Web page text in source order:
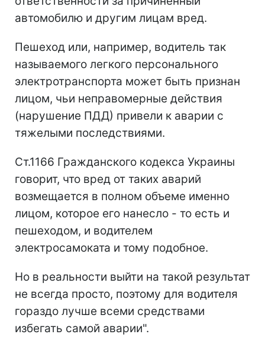
автомобилю и другим лицам вред.
Пешеход или, например, водитель так
называемого легкого персонального
электротранспорта может быть признан
лицом, чьи неправомерные действия
(нарушение ПДД) привели к аварии с
тяжелыми последствиями.
Ст.1166 Гражданского кодекса Украины
говорит, что вред от таких аварий
возмещается в полном объеме именно
лицом, которое его нанесло - то есть и
пешеходом, и водителем
электросамоката и тому подобное.
Но в реальности выйти на такой результат
не всегда просто, поэтому для водителя
гораздо лучше всеми средствами
избегать самой аварии".